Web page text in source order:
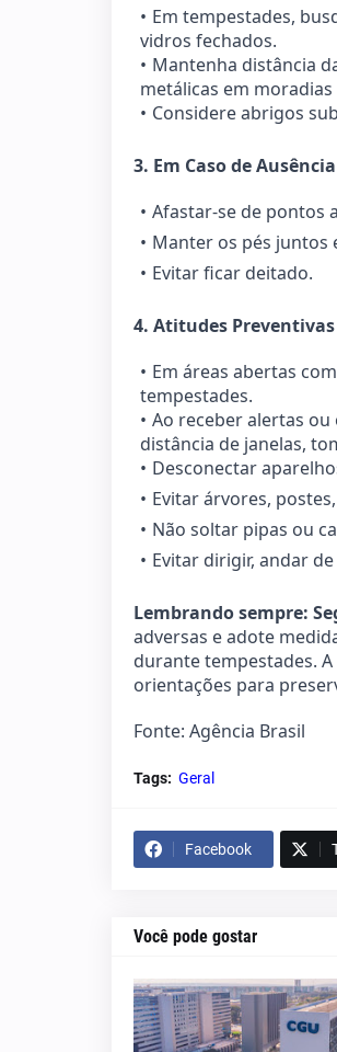
Em tempestades,
vidros fechados.
Mantenha distância
metálicas em
Considere abrigos
3. Em Caso de
Afastar-se de pontos
Manter os pés juntos
Evitar ficar deitado.
4. Atitudes
Em áreas abertas
tempestades.
Ao receber alertas
distância de janelas,
Desconectar
Evitar árvores,
Não soltar pipas ou
Evitar dirigir, andar
Lembrando sempre:
adversas e adote
durante tempestades.
orientações para
Fonte: Agência Brasil
Tags: Geral
Facebook
Você pode gostar